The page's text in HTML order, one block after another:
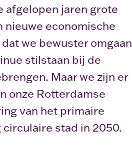
afgelopen jaren grote
economische
we bewuster omgaan
stilstaan bij de
Maar we zijn er
onze Rotterdamse
van het primaire
stad in 2050.